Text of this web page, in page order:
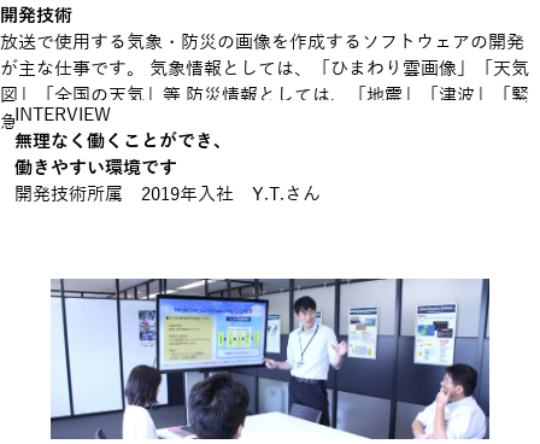
開発技術
放送で使用する気象・防災の画像を作成するソフトウェアの開発
が主な仕事です。
気象情報としては、「ひまわり雲画像」「天気
図」「全国の天気」等 防災情報としては、「地震」「津波」「緊
急地震」等のソフトウェアがあります。
INTERVIEW
無理なく働くことができ、
働きやすい環境です
開発技術所属 2019年入社 Y.T.さん